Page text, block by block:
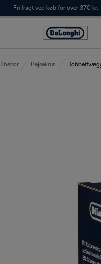
Fri fragt ved køb for over 370 kr.
Accessibility
Tilbehør Rejsekrus